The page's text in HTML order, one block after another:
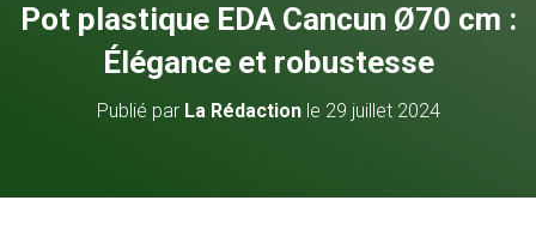
Pot plastique EDA Cancun Ø70 cm :
Élégance et robustesse
Publié par La Rédactionle 29 juillet 2024